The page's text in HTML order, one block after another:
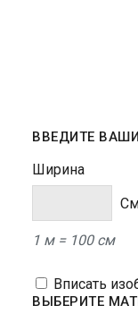
ВВЕДИТЕ
Ширина
1 м = 100 см
Вписать
ВЫБЕРИТЕ